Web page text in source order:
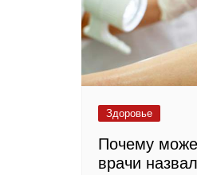
Здоровье
Почему
врачи